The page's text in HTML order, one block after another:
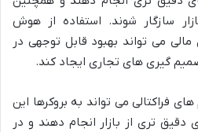
سازگار شوند. استفاده از هوش
می تواند بهبود قابل توجهی در
گیری های تجاری ایجاد کند.
فراکتالی می تواند به بروکرها این
تری از بازار انجام دهند و در